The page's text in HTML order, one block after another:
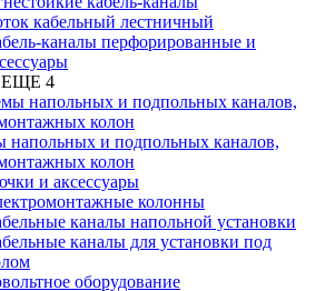
кабельный лестничный
каналы перфорированные и
4
напольных и подпольных каналов,
колон
и аксессуары
колонны
каналы напольной установки
каналы для установки под